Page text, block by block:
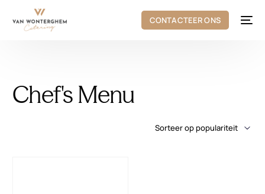
CONTACTEER ONS
Chef's Menu